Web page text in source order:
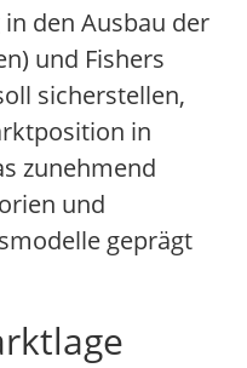
den Ausbau der
und Fishers
sicherstellen,
in
zunehmend
und
geprägt